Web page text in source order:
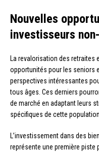
Nouvelles
investisseurs
La revalorisation des retraites
opportunités pour les seniors
perspectives intéressantes
tous âges. Ces derniers
de marché en adaptant leurs
spécifiques de cette
L’investissement dans des
représente une première piste